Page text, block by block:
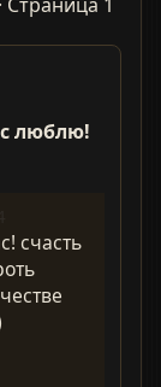
люблю!
счасть